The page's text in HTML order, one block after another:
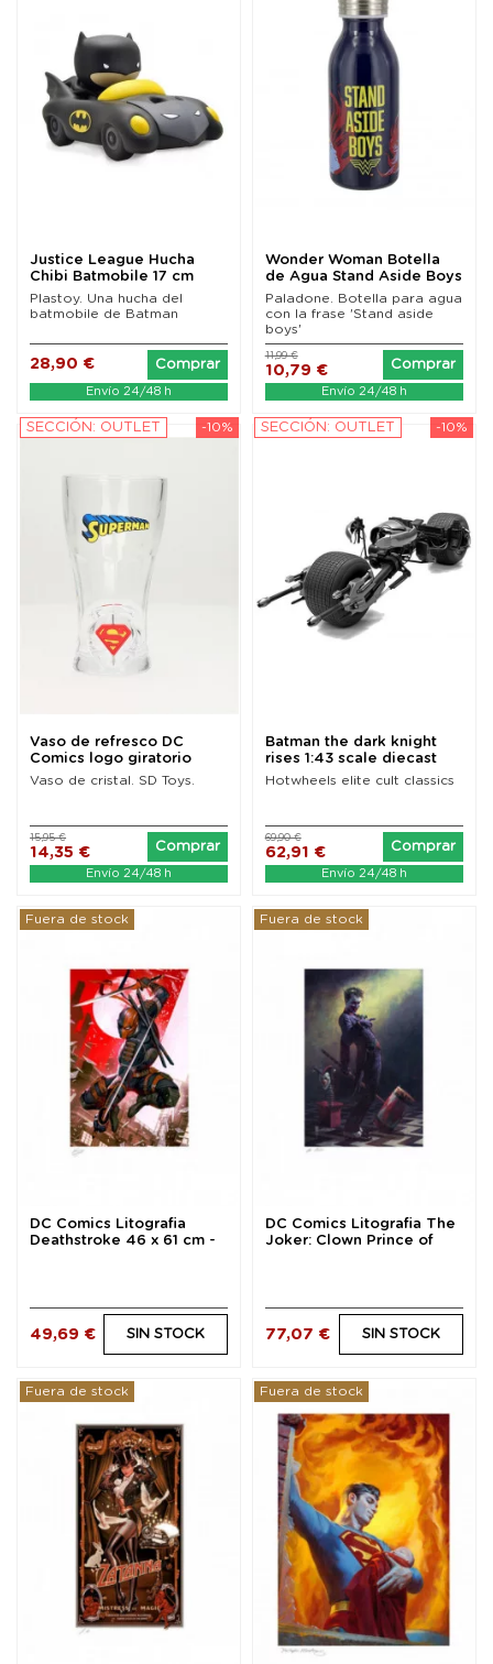
Justice League Hucha
Chibi Batmobile 17 cm
Plastoy. Una hucha del
batmobile de Batman
28,90 € Comprar
Envío 24/48 h
Wonder Woman Botella
de Agua Stand Aside Boys
Paladone. Botella para agua
con la frase 'Stand aside
boys'
10,79 €
11,99 €
Comprar
Envío 24/48 h
-10%
SECCIÓN: OUTLET
Vaso de refresco DC
Comics logo giratorio
Superman 3D
Vaso de cristal. SD Toys.
14,35 €
15,95 €
Comprar
Envío 24/48 h
-10%
SECCIÓN: OUTLET
Batman the dark knight
rises 1:43 scale diecast
model Bat-pod
Hotwheels elite cult classics
62,91 €
69,90 €
Comprar
Envío 24/48 h
Fuera de stock
DC Comics Litografia
Deathstroke 46 x 61 cm -
49,69 € SIN STOCK
Fuera de stock
DC Comics Litografia The
Joker: Clown Prince of
77,07 € SIN STOCK
Fuera de stock Fuera de stock